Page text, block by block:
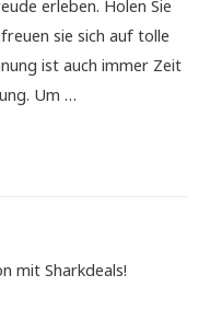
erleben. Holen Sie
sie sich auf tolle
ist auch immer Zeit
Um …
mit Sharkdeals!